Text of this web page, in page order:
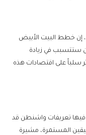
إن خطط البيت الأبيض
ستتسبب في زيادة
سلباً على اقتصادات هذه
فيها تعريفات واشنطن قد
المستمرة، مشيرة